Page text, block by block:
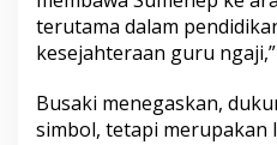
a
I
a
m
terutama dalam
kesejahteraan guru
Busaki menegaskan,
simbol, tetapi